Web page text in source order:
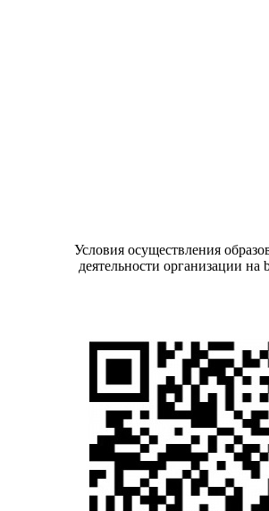
Условия осуществления
деятельности организации на